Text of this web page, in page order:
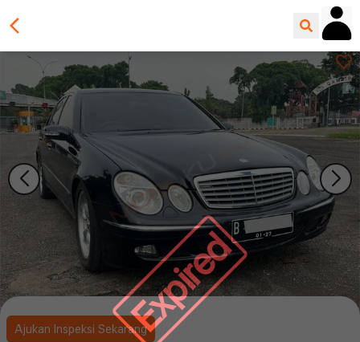
Expired
Ajukan Inspeksi Sekarang